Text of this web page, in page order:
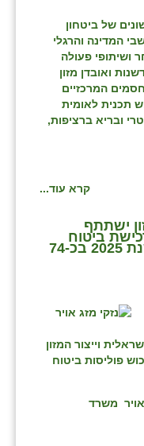
של ביטחון
המדינה והרגלי
ושיתופי פעולה
ואובדן מזון
המרכזיים
תכנית לאומית
ובריא ברציפות,
קרא עוד...
ישתתף
ביטוח
מפני נזקי טבע בחקלאות לשנת 2025 בכ-74
וייצור המזון
פוליסות ביטוח
משרד